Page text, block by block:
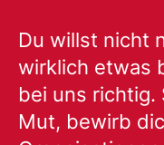
Du willst nicht
wirklich etwas
bei uns richtig.
Mut, bewirb